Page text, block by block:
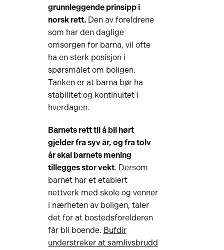
grunnleggende prinsipp i
norsk rett.Den av foreldrene
som har den daglige
omsorgen for barna, vil ofte
ha en sterk posisjon i
spørsmålet om boligen.
Tanken er at barna bør ha
stabilitet og kontinuitet i
hverdagen.
Barnets rett til å bli hørt
gjelder fra syv år, og fra tolv
år skal barnets mening
tillegges stor vekt. Dersom
barnet har et etablert
nettverk med skole og venner
i nærheten av boligen, taler
det for at bostedsforelderen
får bli boende. Bufdir
understreker at samlivsbrudd